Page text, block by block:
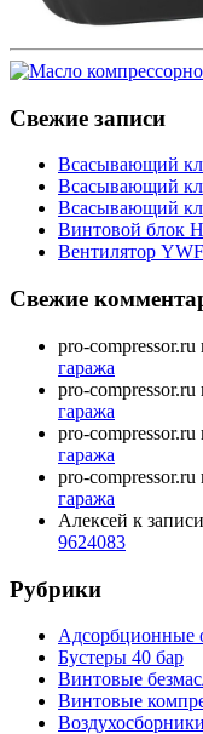
Свежие записи
Всасывающий
Всасывающий
Всасывающий
Винтовой блок
Вентилятор
Свежие
pro-compressor.ru
гаража
pro-compressor.ru
гаража
pro-compressor.ru
гаража
pro-compressor.ru
гаража
Алексей к записи
9624083
Рубрики
Адсорбционные
Бустеры 40 бар
Винтовые
Винтовые
Воздухосборники